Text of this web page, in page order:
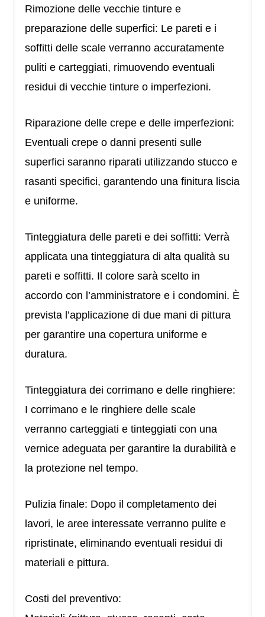
Rimozione delle vecchie tinture e
preparazione delle superfici: Le pareti e i
soffitti delle scale verranno accuratamente
puliti e carteggiati, rimuovendo eventuali
residui di vecchie tinture o imperfezioni.
Riparazione delle crepe e delle imperfezioni:
Eventuali crepe o danni presenti sulle
superfici saranno riparati utilizzando stucco e
rasanti specifici, garantendo una finitura liscia
e uniforme.
Tinteggiatura delle pareti e dei soffitti: Verrà
applicata una tinteggiatura di alta qualità su
pareti e soffitti. Il colore sarà scelto in
accordo con l’amministratore e i condomini. È
prevista l’applicazione di due mani di pittura
per garantire una copertura uniforme e
duratura.
Tinteggiatura dei corrimano e delle ringhiere:
I corrimano e le ringhiere delle scale
verranno carteggiati e tinteggiati con una
vernice adeguata per garantire la durabilità e
la protezione nel tempo.
Pulizia finale: Dopo il completamento dei
lavori, le aree interessate verranno pulite e
ripristinate, eliminando eventuali residui di
materiali e pittura.
Costi del preventivo: